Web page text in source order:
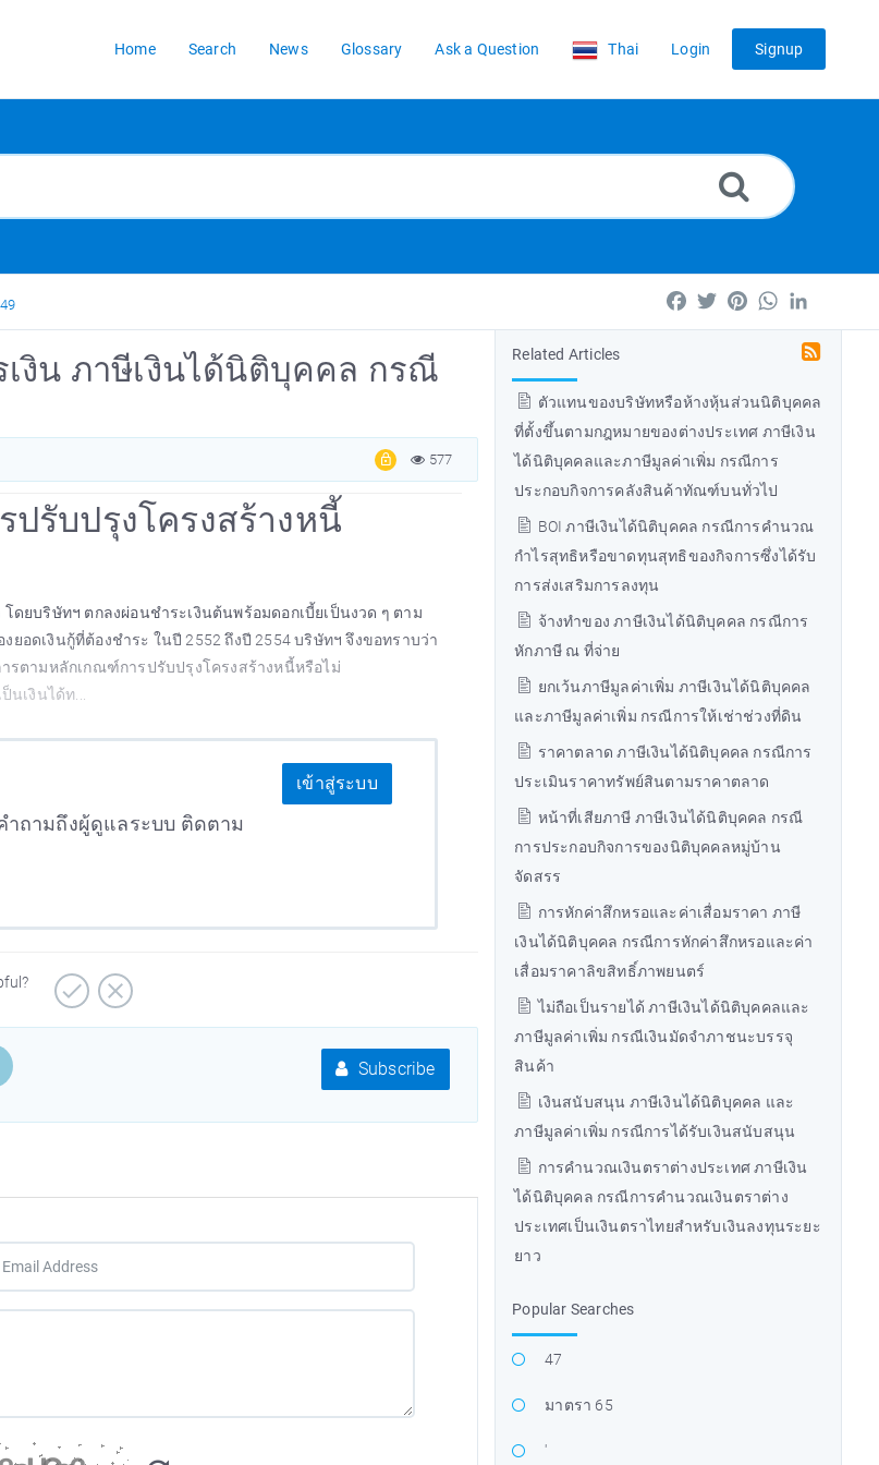
Home Search News Glossary Ask a Question Thai Login Signup
Facebook
TwitterPinterestWhatsApp
Related Articles
ตัวแทนของบริษัทหรือห้างหุ้นส่วนนิติบุคคล
ที่ตั้งขึ้นตามกฎหมายของต่างประเทศ ภาษีเงิน
ได้นิติบุคคลและภาษีมูลค่าเพิ่ม กรณีการ
ประกอบกิจการคลังสินค้าทัณฑ์บนทั่วไป
BOI ภาษีเงินได้นิติบุคคล กรณีการคำนวณ
กำไรสุทธิหรือขาดทุนสุทธิของกิจการซึ่งได้รับ
การส่งเสริมการลงทุน
จ้างทำของ ภาษีเงินได้นิติบุคคล กรณีการ
หักภาษี ณ ที่จ่าย
ยกเว้นภาษีมูลค่าเพิ่ม ภาษีเงินได้นิติบุคคล
และภาษีมูลค่าเพิ่ม กรณีการให้เช่าช่วงที่ดิน
ราคาตลาด ภาษีเงินได้นิติบุคคล กรณีการ
ประเมินราคาทรัพย์สินตามราคาตลาด
หน้าที่เสียภาษี ภาษีเงินได้นิติบุคคล กรณี
การประกอบกิจการของนิติบุคคลหมู่บ้าน
จัดสรร
การหักค่าสึกหรอและค่าเสื่อมราคา ภาษี
เงินได้นิติบุคคล กรณีการหักค่าสึกหรอและค่า
เสื่อมราคาลิขสิทธิ์ภาพยนตร์
ไม่ถือเป็นรายได้ ภาษีเงินได้นิติบุคคลและ
ภาษีมูลค่าเพิ่ม กรณีเงินมัดจำภาชนะบรรจุ
สินค้า
เงินสนับสนุน ภาษีเงินได้นิติบุคคล และ
ภาษีมูลค่าเพิ่ม กรณีการได้รับเงินสนับสนุน
การคำนวณเงินตราต่างประเทศ ภาษีเงิน
ได้นิติบุคคล กรณีการคำนวณเงินตราต่าง
ประเทศเป็นเงินตราไทยสำหรับเงินลงทุนระยะ
ยาว
Popular Searches
47
มาตรา 65
'
งิน ภาษีเงินได้นิติบุคคล กรณี
577
รับปรุงโครงสร้างหนี้
ยบริษัทฯ ตกลงผ่อนชำระเงินต้นพร้อมดอกเบี้ยเป็นงวด ๆ ตาม
อดเงินกู้ที่ต้องชำระ ในปี 2552 ถึงปี 2554 บริษัทฯ จึงขอทราบว่า
รตามหลักเกณฑ์การปรับปรุงโครงสร้างหนี้หรือไม่
เงินได้ท...
ำถามถึงผู้ดูแลระบบ ติดตาม
เข้าสู่ระบบ
Subscribe